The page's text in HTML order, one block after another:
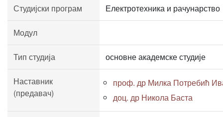
Студијски програм Електротехника и рачунарство
Модул
Тип студија основне академске студије
Наставник
(предавач)
проф. др Милка Потребић
доц. др Никола Баста